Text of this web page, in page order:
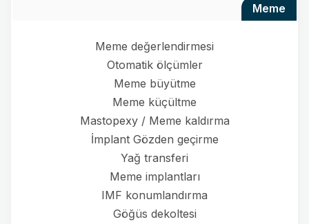
meme
Meme değerlendirmesi
Otomatik ölçümler
Meme büyütme
Meme küçültme
Mastopexy / Meme kaldırma
İmplant Gözden geçirme
Yağ transferi
Meme implantları
IMF konumlandırma
Göğüs dekoltesi